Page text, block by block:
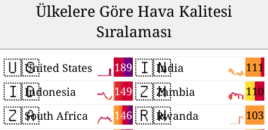
Ülkelere Göre Hava Kalitesi
Sıralaması
🇺🇸 189
United States
🇮🇩 149
Indonesia
🇿🇦 146
South Africa
🇮🇳 111
India
🇿🇲 110
Zambia
🇷🇼 103
Rwanda